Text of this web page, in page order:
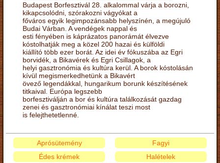
Budapest Borfesztivál 28. alkalommal várja a borozni,
kikapcsolódni, szórakozni vágyókat a
főváros egyik legimpozánsabb helyszínén, a megújuló
Budai Várban. A vendégek nappal és
esti fényében is káprázatos panorámát élvezve
kóstolhatják meg a közel 200 hazai és külföldi
kiállító több ezer borát. Az idei év fókuszába az Egri
borvidék, a Bikavérek és Egri Csillagok, a
helyi gasztronómia és kultúra kerül. A borok kóstolásán
kívül megismerkedhetünk a Bikavért
övező legendákkal, hungarikum borunk készítésének
titkaival. Európa legszebb
borfesztiválján a bor és kultúra találkozását gazdag
zenei és gasztronómiai kínálat teszi most
is felejthetetlenné.
Aprósütemény
Édes krémek
Fagyi
Halételek